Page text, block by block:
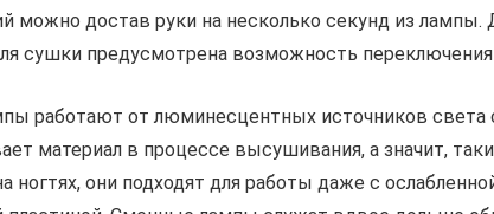
можно достав руки на несколько секунд из лампы.
сушки предусмотрена возможность
работают от люминесцентных источников света
материал в процессе высушивания, а значит,
ногтях, они подходят для работы даже с